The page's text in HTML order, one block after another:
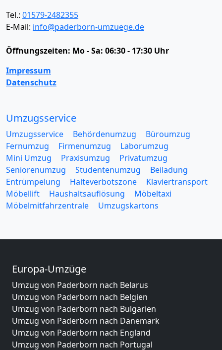
Tel.: 01579-2482355
E-Mail: info@paderborn-umzuege.de
Öffnungszeiten: Mo - Sa: 06:30 - 17:30 Uhr
Impressum
Datenschutz
Umzugsservice
Umzugsservice Behördenumzug
Büroumzug
Fernumzug
Firmenumzug
Laborumzug
Mini Umzug
Praxisumzug
Privatumzug
Seniorenumzug
Studentenumzug
Beiladung
Entrümpelung
Halteverbotszone
Klaviertransport
Möbellift
Haushaltsauflösung
Möbeltaxi
Möbelmitfahrzentrale
Umzugskartons
Europa-Umzüge
Umzug von Paderborn nach Belarus
Umzug von Paderborn nach Belgien
Umzug von Paderborn nach Bulgarien
Umzug von Paderborn nach Dänemark
Umzug von Paderborn nach England
Umzug von Paderborn nach Portugal